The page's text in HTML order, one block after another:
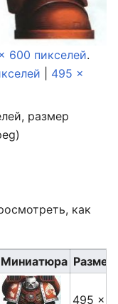
600 пикселей.
495 ×
размер
)
как
Миниатюра
495 ×